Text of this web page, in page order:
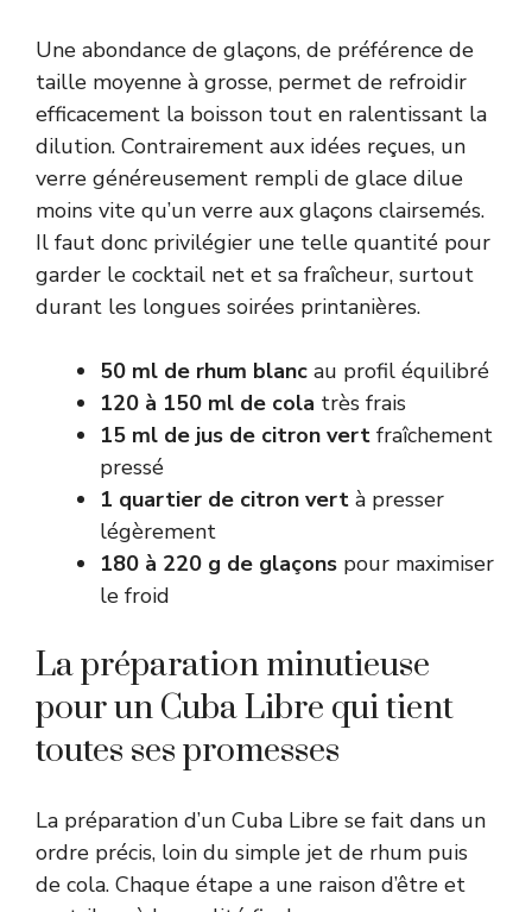
Une abondance de glaçons, de préférence de
taille moyenne à grosse, permet de refroidir
efficacement la boisson tout en ralentissant la
dilution. Contrairement aux idées reçues, un
verre généreusement rempli de glace dilue
moins vite qu’un verre aux glaçons clairsemés.
Il faut donc privilégier une telle quantité pour
garder le cocktail net et sa fraîcheur, surtout
durant les longues soirées printanières.
50 ml de rhum blanc au profil équilibré
120 à 150 ml de cola très frais
15 ml de jus de citron vert fraîchement
pressé
1 quartier de citron vert à presser
légèrement
180 à 220 g de glaçons pour maximiser
le froid
La préparation minutieuse
pour un Cuba Libre qui tient
toutes ses promesses
La préparation d’un Cuba Libre se fait dans un
ordre précis, loin du simple jet de rhum puis
de cola. Chaque étape a une raison d’être et